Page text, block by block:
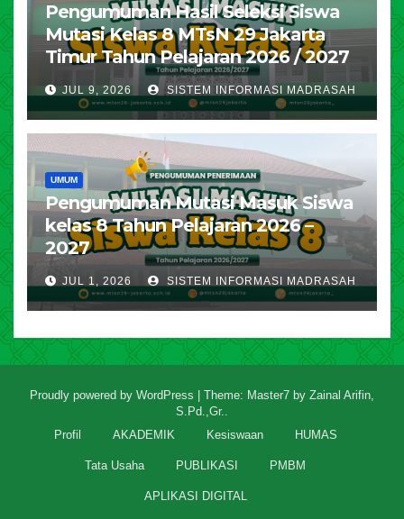
Pengumuman Hasil Seleksi Siswa
Mutasi Kelas 8 MTsN 29 Jakarta
Timur Tahun Pelajaran 2026 / 2027
JUL 9, 2026 SISTEM INFORMASI MADRASAH
UMUM
Pengumuman Mutasi Masuk Siswa
kelas 8 Tahun Pelajaran 2026 –
2027
JUL 1, 2026 SISTEM INFORMASI MADRASAH
Proudly powered by WordPress Theme: Master7 by Zainal Arifin,
S.Pd.,Gr..
Profil
AKADEMIK Kesiswaan HUMAS
Tata Usaha PUBLIKASI PMBM
APLIKASI DIGITAL